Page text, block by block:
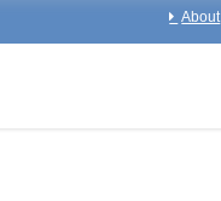
About